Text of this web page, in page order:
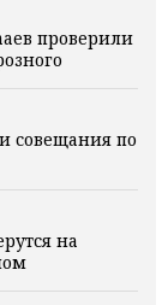
проверили
совещания по
на